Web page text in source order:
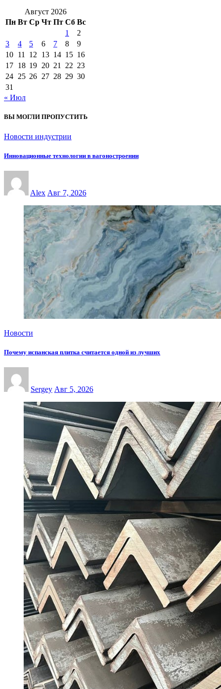
Август 2026
Пн Вт Ср Чт Пт Сб Вс
1
2
3
4 5 6 7 8
9
10 11 12 13 14 15 16
17 18 19 20 21 22 23
24 25 26 27 28 29 30
31
« Июл
ВЫ МОГЛИ ПРОПУСТИТЬ
Новости индустрии
Инновационные технологии в вагоностроении
Alex Авг 7, 2026
Новости
Почему испанская плитка считается одной из лучших
Sergey Авг 5, 2026